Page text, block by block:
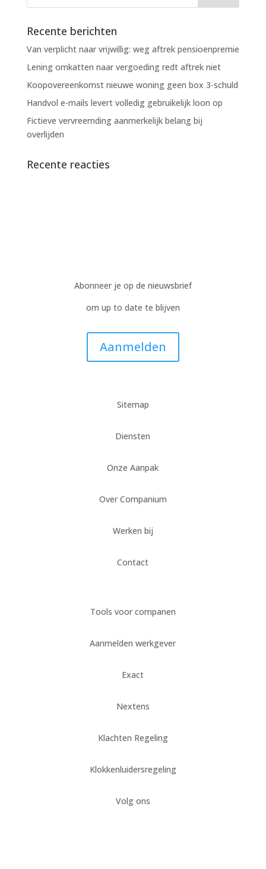
Recente berichten
Van verplicht naar vrijwillig: weg aftrek pensioenpremie
Lening omkatten naar vergoeding redt aftrek niet
Koopovereenkomst nieuwe woning geen box 3-schuld
Handvol e-mails levert volledig gebruikelijk loon op
Fictieve vervreemding aanmerkelijk belang bij
overlijden
Recente reacties
Abonneer je op de nieuwsbrief
om up to date te blijven
Aanmelden
Sitemap
Diensten
Onze Aanpak
Over Companium
Werken bij
Contact
Tools voor companen
Aanmelden werkgever
Exact
Nextens
Klachten Regeling
Klokkenluidersregeling
Volg ons